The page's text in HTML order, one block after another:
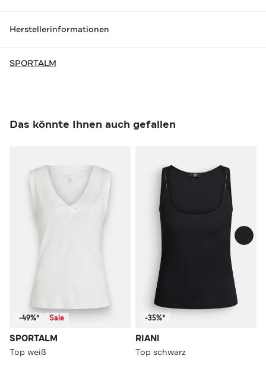
Herstellerinformationen
SPORTALM
Das könnte Ihnen auch gefallen
-49%* Sale
SPORTALM
Top weiß
-35%*
RIANI
Top schwarz